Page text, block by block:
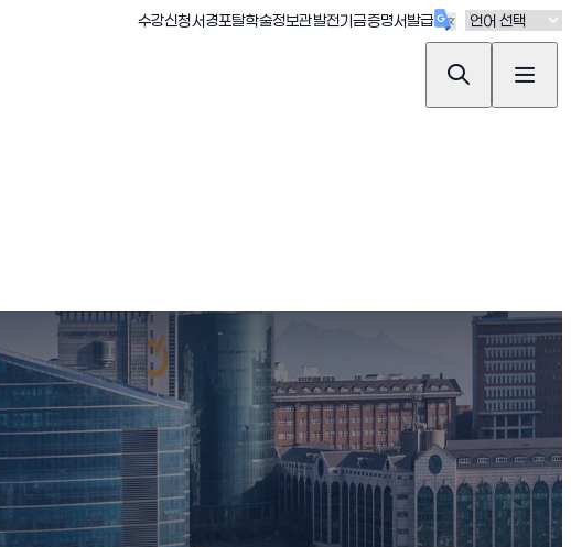
수강신청(새창 열림)
서경포탈(새창 열림)
학술정보관(새창 열림)
발전기금(새창 열림)
증명서발급(새창 열림)